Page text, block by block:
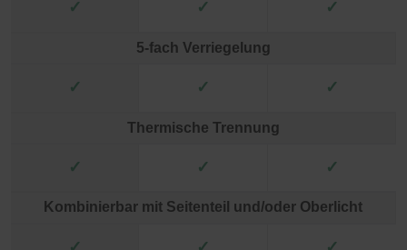
✓ ✓ ✓
5-fach Verriegelung
✓ ✓ ✓
Thermische Trennung
✓ ✓ ✓
Kombinierbar mit Seitenteil und/oder Oberlicht